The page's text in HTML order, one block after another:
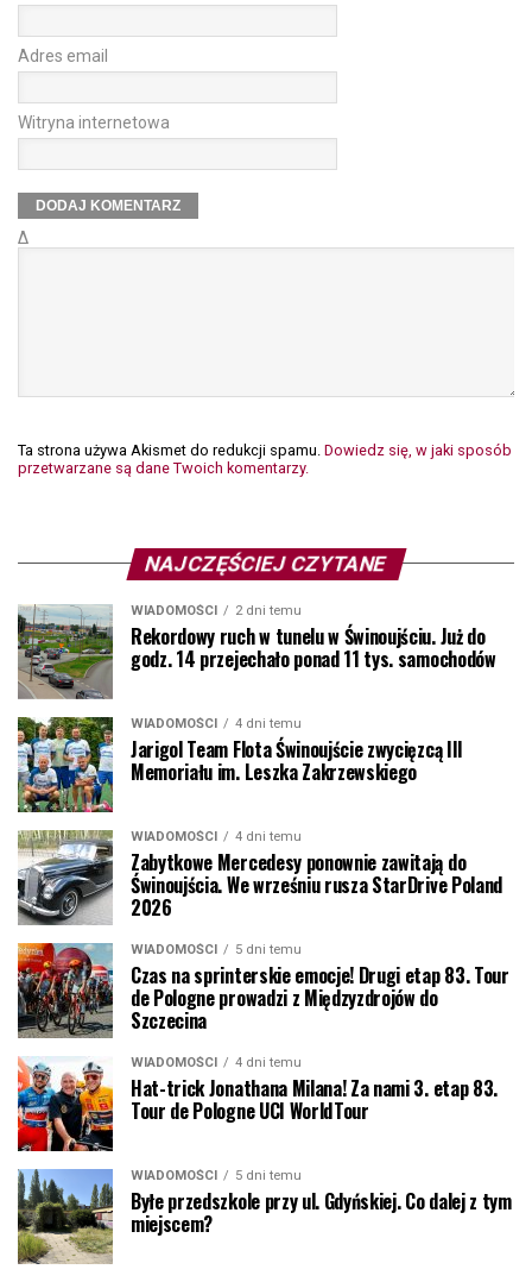
Adres email
Witryna internetowa
Δ
Ta strona używa Akismet do redukcji spamu. Dowiedz się, w jaki sposób
przetwarzane są dane Twoich komentarzy.
NAJCZĘŚCIEJ CZYTANE
WIADOMOŚCI 2 dni temu
Rekordowy ruch w tunelu w Świnoujściu. Już do
godz. 14 przejechało ponad 11 tys. samochodów
WIADOMOŚCI 4 dni temu
Jarigol Team Flota Świnoujście zwycięzcą III
Memoriału im. Leszka Zakrzewskiego
WIADOMOŚCI 4 dni temu
Zabytkowe Mercedesy ponownie zawitają do
Świnoujścia. We wrześniu rusza StarDrive Poland
2026
WIADOMOŚCI 5 dni temu
Czas na sprinterskie emocje! Drugi etap 83. Tour
de Pologne prowadzi z Międzyzdrojów do
Szczecina
WIADOMOŚCI 4 dni temu
Hat-trick Jonathana Milana! Za nami 3. etap 83.
Tour de Pologne UCI WorldTour
WIADOMOŚCI 5 dni temu
Byłe przedszkole przy ul. Gdyńskiej. Co dalej z tym
miejscem?